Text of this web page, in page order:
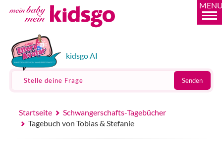
kidsgo AI
Stelle deine Frage Senden
Startseite
Schwangerschafts-Tagebücher
Tagebuch von Tobias & Stefanie